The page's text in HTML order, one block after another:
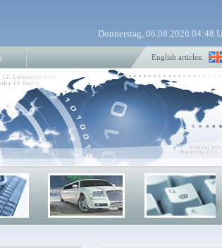
Donnerstag, 06.08.2026 04:48
English articles: